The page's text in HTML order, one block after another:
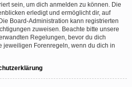
sein, um dich anmelden zu können. Die
erledigt und ermöglicht dir, auf
Board-Administration kann registrierten
zuweisen. Beachte bitte unsere
Regelungen, bevor du dich
jeweiligen Forenregeln, wenn du dich in